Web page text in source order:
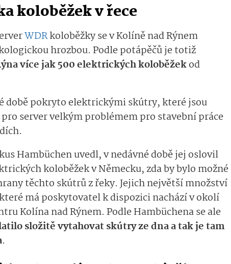
koloběžek v řece
WDRkoloběžky se v Kolíně nad Rýnem
hrozbou. Podle potápěčů je totiž
více jak 500 elektrických koloběžekod
době pokryto elektrickými skútry, které jsou
server velkým problémem pro stavební práce
Hambüchen uvedl, v nedávné době jej oslovil
koloběžek v Německu, zda by bylo možné
těchto skútrů z řeky. Jejich největší množství
má poskytovatel k dispozici nachází v okolí
Kolína nad Rýnem. Podle Hambüchena se ale
složitě vytahovat skútry ze dna a tak je tam
.